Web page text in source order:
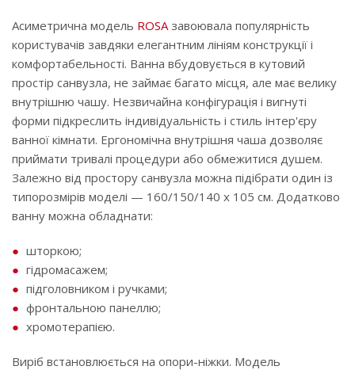
Асиметрична модель ROSA завоювала популярність
користувачів завдяки елегантним лініям конструкції і
комфортабельності. Ванна вбудовується в кутовий
простір санвузла, не займає багато місця, але має велику
внутрішню чашу. Незвичайна конфігурація і вигнуті
форми підкреслить індивідуальність і стиль інтер'єру
ванної кімнати. Ергономічна внутрішня чаша дозволяє
приймати тривалі процедури або обмежитися душем.
Залежно від простору санвузла можна підібрати один із
типорозмірів моделі — 160/150/140 x 105 см. Додатково
ванну можна обладнати:
шторкою;
гідромасажем;
підголовником і ручками;
фронтальною панеллю;
хромотерапією.
Виріб встановлюється на опори-ніжки. Модель